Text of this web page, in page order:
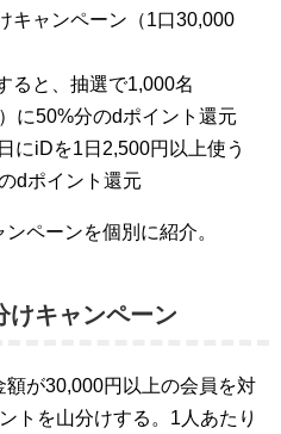
キャンペーン（1口30,000
ると、抽選で1,000名
に50%分のdポイント還元
にiDを1日2,500円以上使う
dポイント還元
ペーンを個別に紹介。
けキャンペーン
が30,000円以上の会員を対
トを山分けする。1人あたり